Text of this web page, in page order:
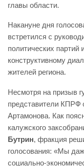
главы области.
Накануне дня
встретился с
политических партий
конструктивному
жителей региона.
Несмотря на призыв
представители КПРФ
Артамонова. Как
калужского
Бутрин, фракция
голосования: «Мы
социально-